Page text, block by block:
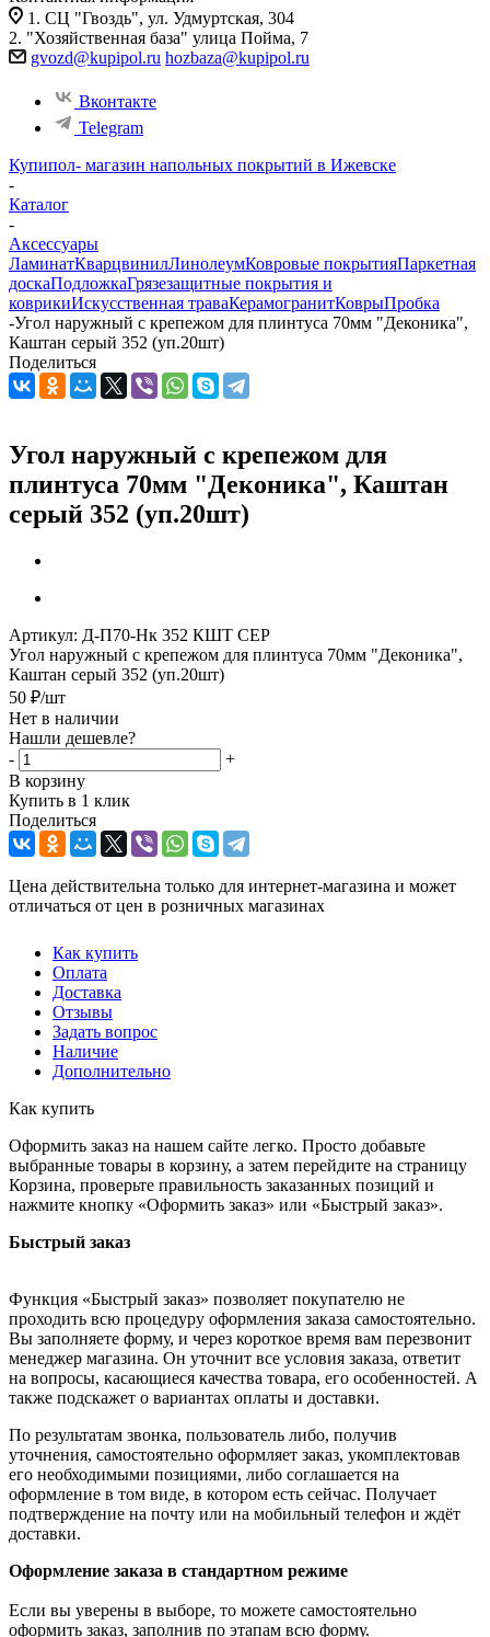
1. СЦ "Гвоздь", ул. Удмуртская, 304
2. "Хозяйственная база" улица Пойма, 7
gvozd@kupipol.ru hozbaza@kupipol.ru
Вконтакте
Telegram
Купипол- магазин напольных покрытий в Ижевске
-
Каталог
-
Аксессуары
ЛаминатКварцвинилЛинолеумКовровые покрытияПаркетная
доскаПодложкаГрязезащитные покрытия и
коврикиИскусственная траваКерамогранитКоврыПробка
-Угол наружный с крепежом для плинтуса 70мм "Деконика",
Каштан серый 352 (уп.20шт)
Поделиться
Угол наружный с крепежом для
плинтуса 70мм "Деконика", Каштан
серый 352 (уп.20шт)
Артикул: Д-П70-Нк 352 КШТ СЕР
Угол наружный с крепежом для плинтуса 70мм "Деконика",
Каштан серый 352 (уп.20шт)
50 ₽/шт
Нет в наличии
Нашли дешевле?
-
+
В корзину
Купить в 1 клик
Поделиться
Цена действительна только для интернет-магазина и может
отличаться от цен в розничных магазинах
Как купить
Оплата
Доставка
Отзывы
Задать вопрос
Наличие
Дополнительно
Как купить
Оформить заказ на нашем сайте легко. Просто добавьте
выбранные товары в корзину, а затем перейдите на страницу
Корзина, проверьте правильность заказанных позиций и
нажмите кнопку «Оформить заказ» или «Быстрый заказ».
Быстрый заказ
Функция «Быстрый заказ» позволяет покупателю не
проходить всю процедуру оформления заказа самостоятельно.
Вы заполняете форму, и через короткое время вам перезвонит
менеджер магазина. Он уточнит все условия заказа, ответит
на вопросы, касающиеся качества товара, его особенностей. А
также подскажет о вариантах оплаты и доставки.
По результатам звонка, пользователь либо, получив
уточнения, самостоятельно оформляет заказ, укомплектовав
его необходимыми позициями, либо соглашается на
оформление в том виде, в котором есть сейчас. Получает
подтверждение на почту или на мобильный телефон и ждёт
доставки.
Оформление заказа в стандартном режиме
Если вы уверены в выборе, то можете самостоятельно
оформить заказ, заполнив по этапам всю форму.